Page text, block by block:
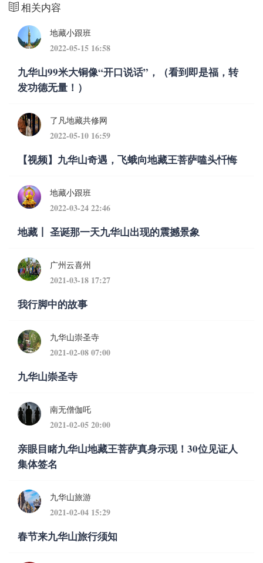
相关内容
地藏小跟班
2022-05-15 16:58
九华山99米大铜像“开口说话”，（看到即是福，转
发功德无量！）
了凡地藏共修网
2022-05-10 16:59
【视频】九华山奇遇，飞蛾向地藏王菩萨嗑头忏悔
地藏小跟班
2022-03-24 22:46
地藏丨 圣诞那一天九华山出现的震撼景象
广州云喜州
2021-03-18 17:27
我行脚中的故事
九华山崇圣寺
2021-02-08 07:00
九华山崇圣寺
南无僧伽吒
2021-02-05 20:00
亲眼目睹九华山地藏王菩萨真身示现！30位见证人
集体签名
九华山旅游
2021-02-04 15:29
春节来九华山旅行须知